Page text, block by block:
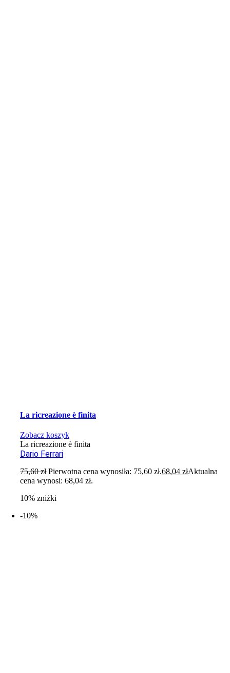
La ricreazione è finita
Zobacz koszyk
La ricreazione è finita
Dario Ferrari
75,60zł Pierwotna cena wynosiła: 75,60 zł.68,04złAktualna
cena wynosi: 68,04 zł.
10% zniżki
-10%